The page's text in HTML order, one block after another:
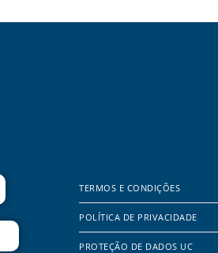
TERMOS E CONDIÇÕES
POLÍTICA DE PRIVACIDADE
PROTEÇÃO DE DADOS UC